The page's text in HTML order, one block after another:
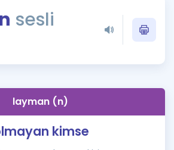
sesli
layman (n)
kimse